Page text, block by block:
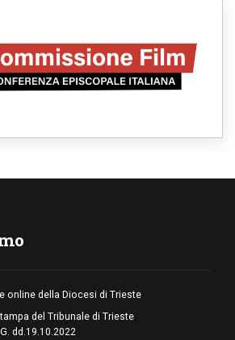
l'arcivescovo Colombo: "La
del Papa messaggio di pace e
Oriente
online della Diocesi di Trieste
del Tribunale di Trieste
dd.19.10.2022